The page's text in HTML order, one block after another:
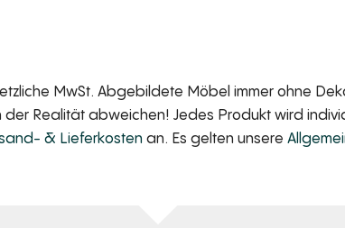
MwSt. Abgebildete Möbel immer ohne
Realität abweichen! Jedes Produkt wird
& Lieferkosten an. Es gelten unsere